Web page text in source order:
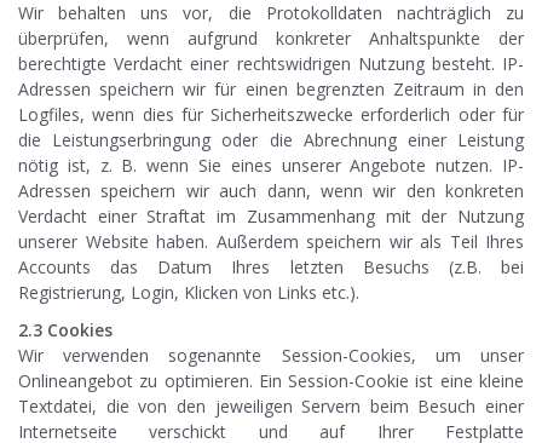
Wir behalten uns vor, die Protokolldaten nachträglich zu
überprüfen, wenn aufgrund konkreter Anhaltspunkte der
berechtigte Verdacht einer rechtswidrigen Nutzung besteht. IP-
Adressen speichern wir für einen begrenzten Zeitraum in den
Logfiles, wenn dies für Sicherheitszwecke erforderlich oder für
die Leistungserbringung oder die Abrechnung einer Leistung
nötig ist, z. B. wenn Sie eines unserer Angebote nutzen. IP-
Adressen speichern wir auch dann, wenn wir den konkreten
Verdacht einer Straftat im Zusammenhang mit der Nutzung
unserer Website haben. Außerdem speichern wir als Teil Ihres
Accounts das Datum Ihres letzten Besuchs (z.B. bei
Registrierung, Login, Klicken von Links etc.).
2.3 Cookies
Wir verwenden sogenannte Session-Cookies, um unser
Onlineangebot zu optimieren. Ein Session-Cookie ist eine kleine
Textdatei, die von den jeweiligen Servern beim Besuch einer
Internetseite verschickt und auf Ihrer Festplatte